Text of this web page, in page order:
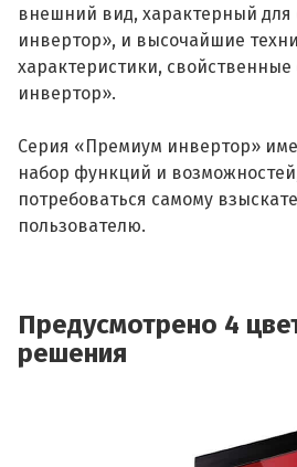
внешний вид, характерный для
инвертор», и высочайшие
характеристики,
инвертор».
Серия «Премиум инвертор»
набор функций и
потребоваться самому
пользователю.
Предусмотрено 4
решения